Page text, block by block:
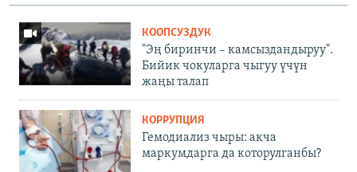
КООПСУЗДУК
"Эң биринчи – камсыздандыруу".
Бийик чокуларга чыгуу үчүн
жаңы талап
КОРРУПЦИЯ
Гемодиализ чыры: акча
маркумдарга да которулганбы?